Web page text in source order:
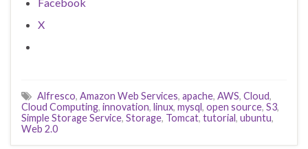
X
Alfresco, Amazon Web Services, apache, AWS, Cloud,
Cloud Computing, innovation, linux, mysql, open source, S3,
Simple Storage Service, Storage, Tomcat, tutorial, ubuntu,
Web 2.0